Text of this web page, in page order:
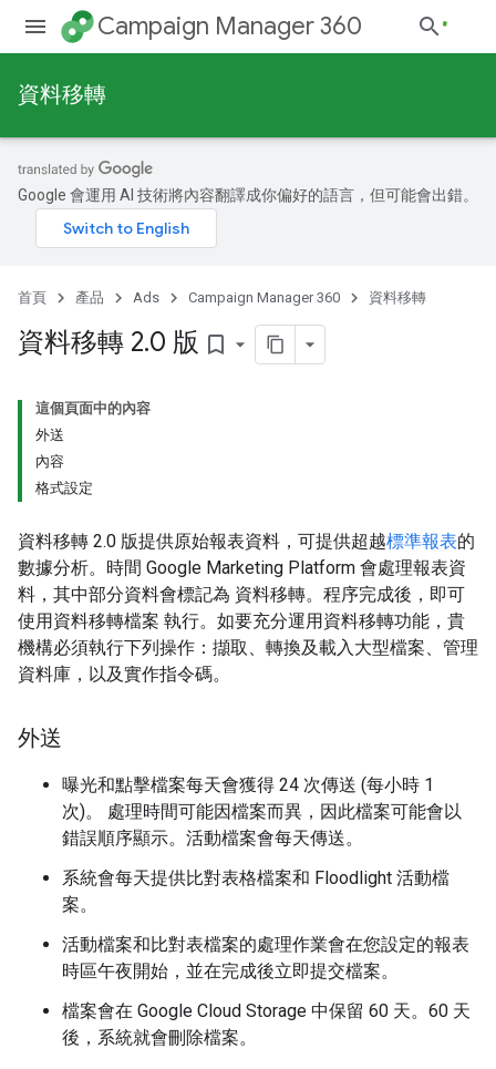
Campaign Manager 360
資料移轉
Google 會運用 AI 技術將內容翻譯成你偏好的語言，但可能會出錯。
首頁 產品 Ads Campaign Manager 360 資料移轉
資料移轉 2.0 版 bookmark_border
這個頁面中的內容
外送
內容
格式設定
資料移轉 2.0 版提供原始報表資料，可提供超越標準報表的
數據分析。時間 Google Marketing Platform 會處理報表資
料，其中部分資料會標記為 資料移轉。程序完成後，即可
使用資料移轉檔案 執行。如要充分運用資料移轉功能，貴
機構必須執行下列操作：擷取、轉換及載入大型檔案、管理
資料庫，以及實作指令碼。
外送
曝光和點擊檔案每天會獲得 24 次傳送 (每小時 1
次)。 處理時間可能因檔案而異，因此檔案可能會以
錯誤順序顯示。活動檔案會每天傳送。
系統會每天提供比對表格檔案和 Floodlight 活動檔
案。
活動檔案和比對表檔案的處理作業會在您設定的報表
時區午夜開始，並在完成後立即提交檔案。
檔案會在 Google Cloud Storage 中保留 60 天。60 天
後，系統就會刪除檔案。